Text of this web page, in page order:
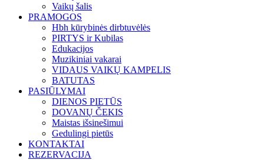
Vaikų šalis
PRAMOGOS
Hbh kūrybinės dirbtuvėlės
PIRTYS ir Kubilas
Edukacijos
Muzikiniai vakarai
VIDAUS VAIKŲ KAMPELIS
BATUTAS
PASIŪLYMAI
DIENOS PIETŪS
DOVANŲ ČEKIS
Maistas išsinešimui
Gedulingi pietūs
KONTAKTAI
REZERVACIJA